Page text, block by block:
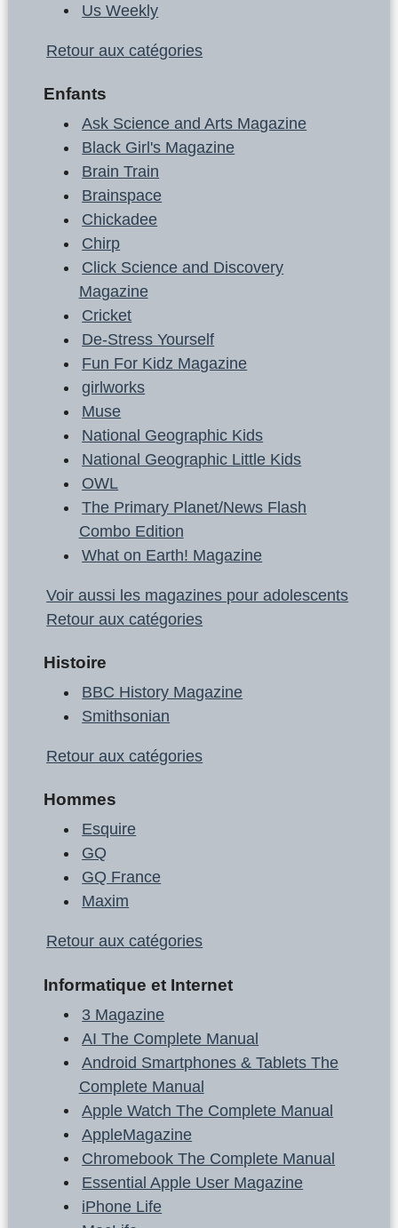
Us Weekly
Retour aux catégories
Enfants
Ask Science and Arts Magazine
Black Girl's Magazine
Brain Train
Brainspace
Chickadee
Chirp
Click Science and Discovery
Magazine
Cricket
De-Stress Yourself
Fun For Kidz Magazine
girlworks
Muse
National Geographic Kids
National Geographic Little Kids
OWL
The Primary Planet/News Flash
Combo Edition
What on Earth! Magazine
Voir aussi les magazines pour adolescents
Retour aux catégories
Histoire
BBC History Magazine
Smithsonian
Retour aux catégories
Hommes
Esquire
GQ
GQ France
Maxim
Retour aux catégories
Informatique et Internet
3 Magazine
AI The Complete Manual
Android Smartphones & Tablets The
Complete Manual
Apple Watch The Complete Manual
AppleMagazine
Chromebook The Complete Manual
Essential Apple User Magazine
iPhone Life